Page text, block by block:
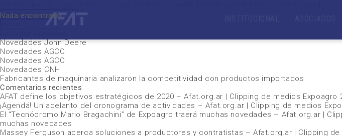
Nada encontrado
Buscar
Novedades John Deere
Novedades AGCO
Novedades AGCO
Novedades CNH
Fabricantes de maquinaria analizaron la competitividad con productos importados
Comentarios recientes
AFAT define los objetivos estratégicos de 2020 – Afat.org.ar | Clipping de medios Expoagro
¡Agendá! Un adelanto del cronograma de actividades – Afat.org.ar | Clipping de medios
El “Tecnódromo Mario Bragachini” de Expoagro traerá muchas novedades – Afat.org.ar |
muchas novedades
Massey Ferguson acerca soluciones a productores y contratistas – Afat.org.ar | Clipping de